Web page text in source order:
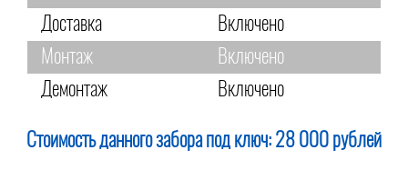
Доставка
Включено
Монтаж
Включено
Демонтаж
Включено
Стоимость данного забора под ключ: 28 000 рублей